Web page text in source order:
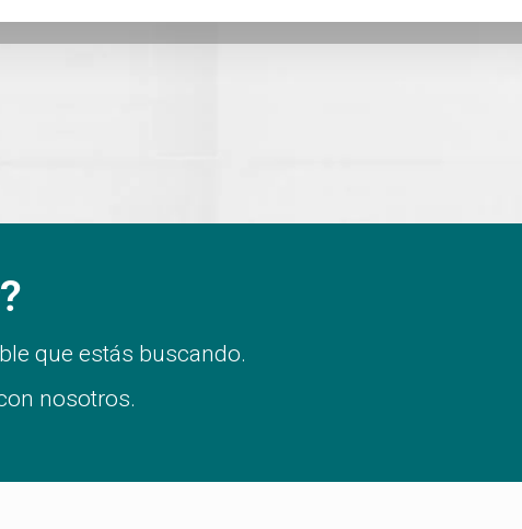
que estás buscando.
nosotros.